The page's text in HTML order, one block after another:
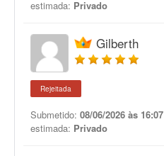
estimada: Privado
Gilberth
Rejeitada
Submetido: 08/06/2026 às 16:07
estimada: Privado